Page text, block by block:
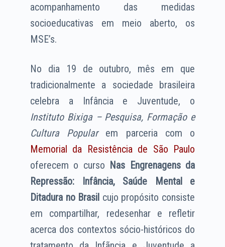
acompanhamento das medidas
socioeducativas em meio aberto, os
MSE’s.
No dia 19 de outubro, mês em que
tradicionalmente a sociedade brasileira
celebra a Infância e Juventude, o
Instituto Bixiga – Pesquisa, Formação e
Cultura Popularem parceria com o
Memorial da Resistência de São Paulo
oferecem o curso Nas Engrenagens da
Repressão: Infância, Saúde Mental e
Ditadura no Brasil cujo propósito consiste
em compartilhar, redesenhar e refletir
acerca dos contextos sócio-históricos do